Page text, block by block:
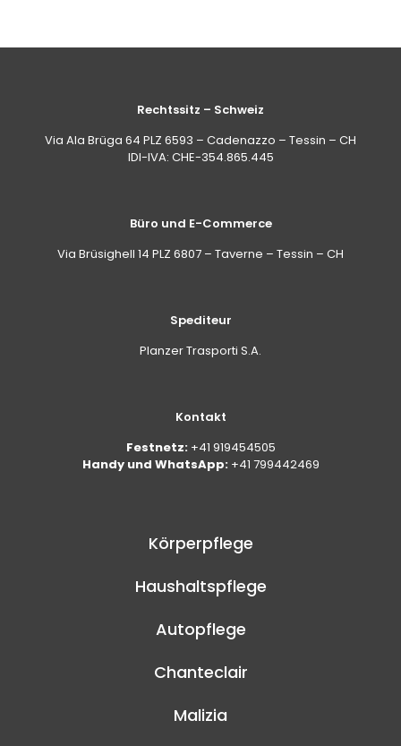
Rechtssitz – Schweiz
Via Ala Brüga 64 PLZ 6593 – Cadenazzo – Tessin – CH
IDI-IVA: CHE-354.865.445
Büro und E-Commerce
Via Brüsighell 14 PLZ 6807 – Taverne – Tessin – CH
Spediteur
Planzer Trasporti S.A.
Kontakt
Festnetz: +41 919454505
Handy und WhatsApp: +41 799442469
Körperpflege
Haushaltspflege
Autopflege
Chanteclair
Malizia